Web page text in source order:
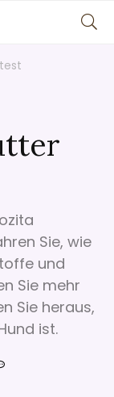
Sie, wie
und
Sie mehr
Sie heraus,
ist.